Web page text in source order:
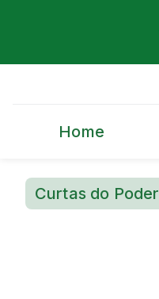
Home
Curtas do Poder